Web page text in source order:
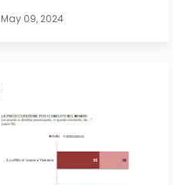
May 09, 2024